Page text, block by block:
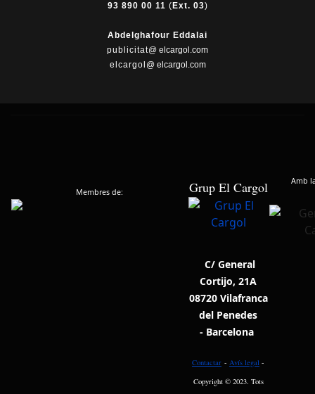
93 890 00 11 ( Ext. 03)
Abdelghafour Eddalai
publicitat@ elcargol.com
elcargol @ elcargol.com
Membres de: Grup El Cargol Amb
C/ General
Cortijo, 21A
08720 Vilafranca
del Penedes
- Barcelona
Contactar - Avís legal -
Copyright © 2023. Tots